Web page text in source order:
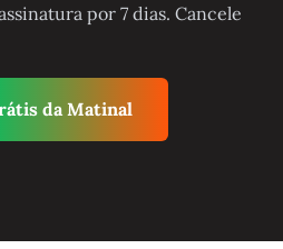
por 7 dias. Cancele
da Matinal